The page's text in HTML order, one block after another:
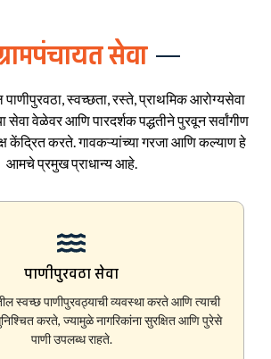
सेवा
पाणीपुरवठा, स्वच्छता, रस्ते, प्राथमिक आरोग्यसेवा
सेवा वेळेवर आणि पारदर्शक पद्धतीने पुरवून सर्वांगीण
केंद्रित करते. गावकऱ्यांच्या गरजा आणि कल्याण हे
आमचे प्रमुख प्राधान्य आहे.
पाणीपुरवठा सेवा
स्वच्छ पाणीपुरवठ्याची व्यवस्था करते आणि त्याची
करते, ज्यामुळे नागरिकांना सुरक्षित आणि पुरेसे
पाणी उपलब्ध राहते.